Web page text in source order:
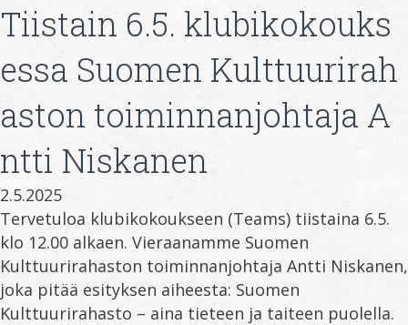
Tiistain 6.5. klubikokouks
essa Suomen Kulttuurirah
aston toiminnanjohtaja A
ntti Niskanen
2.5.2025
Tervetuloa klubikokoukseen (Teams) tiistaina 6.5.
klo 12.00 alkaen. Vieraanamme Suomen
Kulttuurirahaston toiminnanjohtaja Antti Niskanen,
joka pitää esityksen aiheesta: Suomen
Kulttuurirahasto – aina tieteen ja taiteen puolella.